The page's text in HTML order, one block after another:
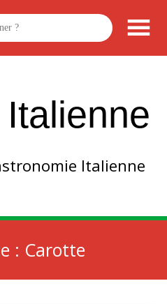
Italienne
: Carotte